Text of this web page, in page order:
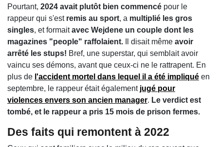
Pourtant, 2024 avait plutôt bien commencé pour le
rappeur qui s'est remis au sport, a multiplié les gros
singles, et formaitavec Wejdene un couple dont les
magazines "people" raffolaient. Il disait même avoir
arrêté les stups! Bref, une superstar, qui semblait avoir
vaincu ses démons, avant que ceux-ci ne le rattrapent. En
plus de l'accident mortel dans lequel il a été impliqué en
septembre, le rappeur était également jugé pour
violences envers son ancien manager. Le verdict est
tombé, et le rappeur a pris 15 mois de prison fermes.
Des faits qui remontent à 2022